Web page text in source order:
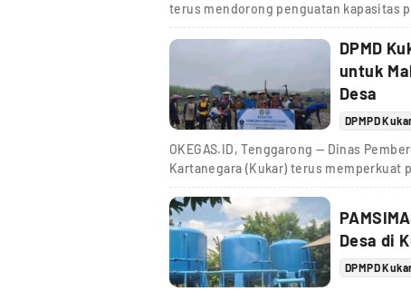
terus mendorong penguatan kapasitas
DPMD
untuk
Desa
DPMPD
OKEGAS.ID, Tenggarong — Dinas
Kartanegara (Kukar) terus memperkuat
Desa di
DPMPD